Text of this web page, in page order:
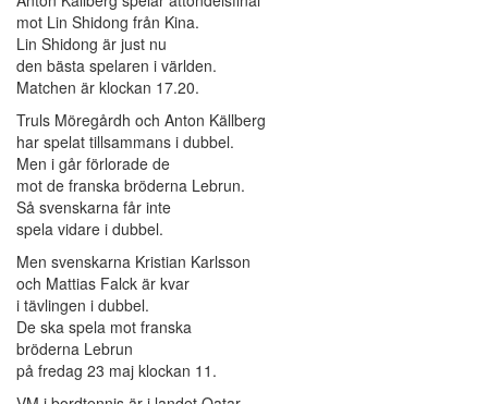
mot Lin Shidong från Kina.
Lin Shidong är just nu
den bästa spelaren i världen.
Matchen är klockan 17.20.
Truls Möregårdh och Anton Källberg
har spelat tillsammans i dubbel.
Men i går förlorade de
mot de franska bröderna Lebrun.
Så svenskarna får inte
spela vidare i dubbel.
Men svenskarna Kristian Karlsson
och Mattias Falck är kvar
i tävlingen i dubbel.
De ska spela mot franska
bröderna Lebrun
på fredag 23 maj klockan 11.